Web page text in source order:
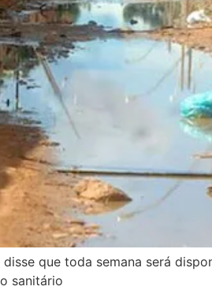
que toda semana será
sanitário